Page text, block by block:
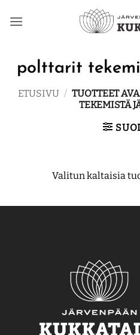
polttarit
ETUSIVU / TUOTTEET
TEKEMISTÄ
Valitun kaltaisia